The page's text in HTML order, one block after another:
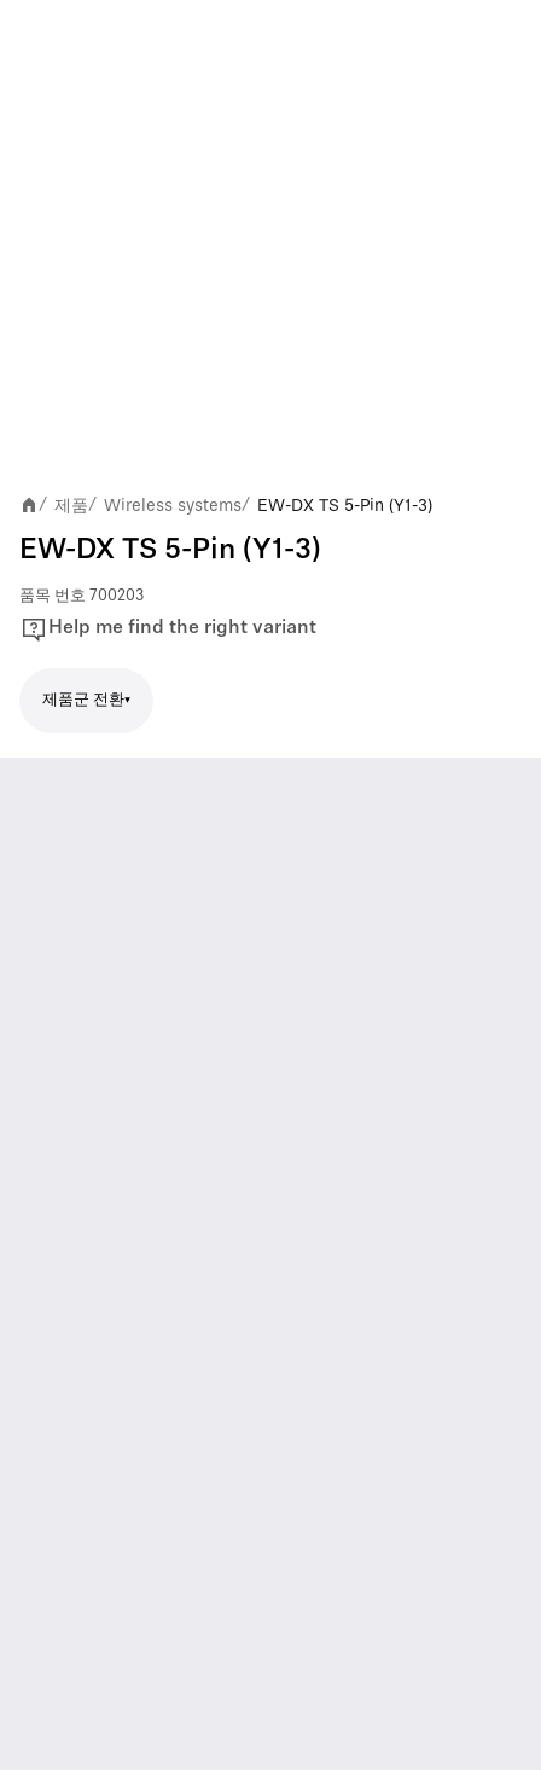
/ 제품/ Wireless systems/ EW-DX TS 5-Pin (Y1-3)
EW-DX TS 5-Pin (Y1-3)
품목 번호 700203
Help me find the right variant
제품군 전환